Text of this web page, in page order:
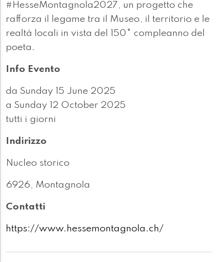
#HesseMontagnola2027, un progetto che
rafforza il legame tra il Museo, il territorio e le
realtà locali in vista del 150° compleanno del
poeta.
Info Evento
da Sunday 15 June 2025
a Sunday 12 October 2025
tutti i giorni
Indirizzo
Nucleo storico
6926, Montagnola
Contatti
https://www.hessemontagnola.ch/